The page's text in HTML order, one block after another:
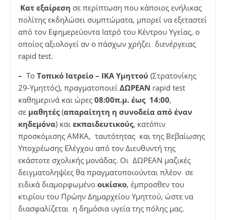
Κατ εξαίρεση σε περίπτωση που κάποιος ενήλικας
πολίτης εκδηλώσει συμπτώματα, μπορεί να εξεταστεί
από τον Εφημερεύοντα Ιατρό του Κέντρου Υγείας, ο
οποίος αξιολογεί αν ο πάσχων χρήζει διενέργειας
rapid test.
– Το Τοπικό Ιατρείο – ΙΚΑ Υμηττού (Στρατονίκης
29-Υμηττός), πραγματοποιεί ΔΩΡΕΑΝ rapid test
καθημερινά και ώρες 08:00π.μ. έως 14:00,
σε μαθητές(απαραίτητη η συνοδεία από έναν
κηδεμόνα) και εκπαιδευτικούς, κατόπιν
προσκόμισης ΑΜΚΑ, ταυτότητας και της Βεβαίωσης
Υποχρέωσης Ελέγχου από τον Διευθυντή της
εκάστοτε σχολικής μονάδας. Οι ΔΩΡΕΑΝ μαζικές
δειγματοληψίες θα πραγματοποιούνται πλέον σε
ειδικά διαμορφωμένο οικίσκο, έμπροσθεν του
κτιρίου του Πρώην Δημαρχείου Υμηττού, ώστε να
διασφαλίζεται η δημόσια υγεία της πόλης μας.